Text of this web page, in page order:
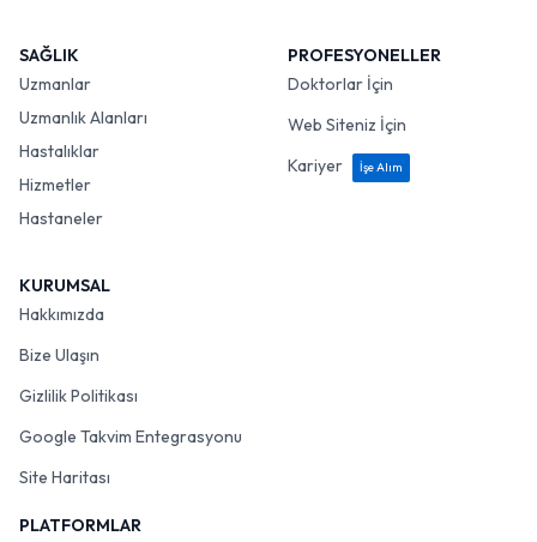
SAĞLIK
Uzmanlar
Uzmanlık Alanları
Hastalıklar
Hizmetler
Hastaneler
PROFESYONELLER
Doktorlar İçin
Web Siteniz İçin
Kariyer
İşe Alım
KURUMSAL
Hakkımızda
Bize Ulaşın
Gizlilik Politikası
Google Takvim Entegrasyonu
Site Haritası
PLATFORMLAR